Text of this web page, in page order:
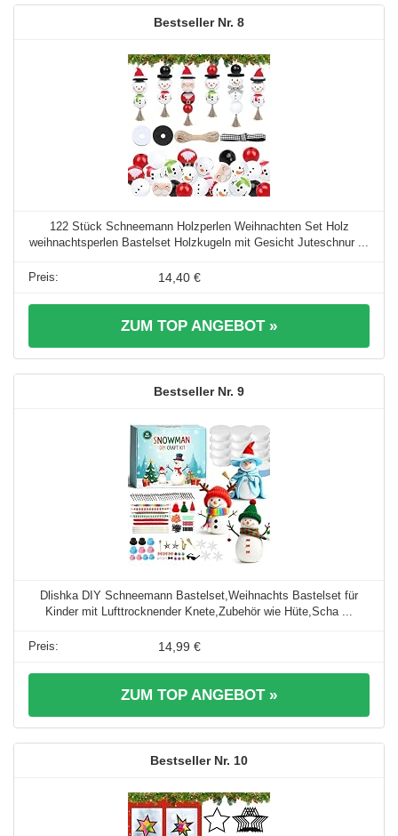
8
122 Stück Schneemann Holzperlen Weihnachten Set Holz
weihnachtsperlen Bastelset Holzkugeln mit Gesicht Juteschnur ...
14,40 €
ZUM TOP ANGEBOT »
9
Dlishka DIY Schneemann Bastelset,Weihnachts Bastelset für
Kinder mit Lufttrocknender Knete,Zubehör wie Hüte,Scha ...
14,99 €
ZUM TOP ANGEBOT »
10